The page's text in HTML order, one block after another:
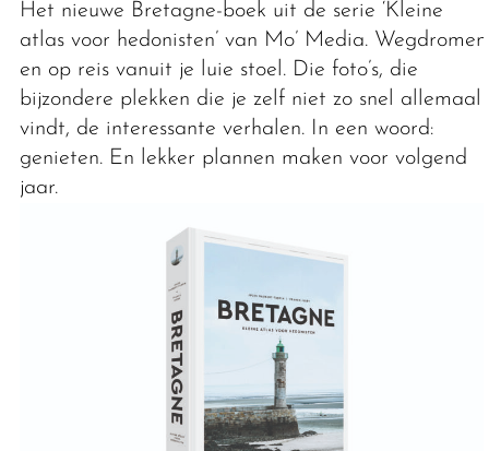
Het nieuwe Bretagne-boek uit de serie ‘Kleine
atlas voor hedonisten’ van Mo’ Media. Wegdromen
en op reis vanuit je luie stoel. Die foto’s, die
bijzondere plekken die je zelf niet zo snel allemaal
vindt, de interessante verhalen. In een woord:
genieten. En lekker plannen maken voor volgend
jaar.